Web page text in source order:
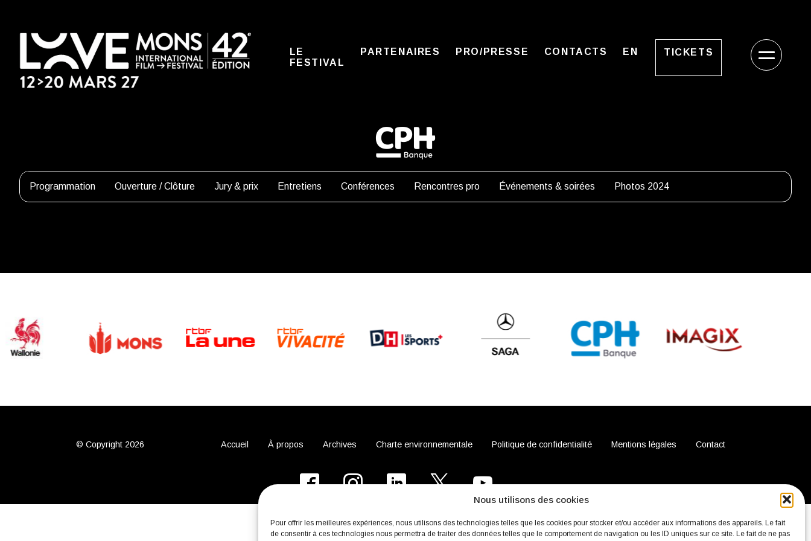
Nous utilisons des cookies
Pour offrir les meilleures expériences, nous utilisons des technologies telles que les cookies pour stocker et/ou accéder aux informations des appareils. Le fait
de consentir à ces technologies nous permettra de traiter des données telles que le comportement de navigation ou les ID uniques sur ce site. Le fait de ne pas
LE
FESTIVAL
PARTENAIRES PRO/PRESSE CONTACTS EN TICKETS
Programmation Ouverture / Clôture Jury & prix Entretiens Conférences Rencontres pro Événements & soirées Photos 2024
© Copyright 2026 Accueil À propos Archives Charte environnementale Politique de confidentialité Mentions légales Contact
Youtube